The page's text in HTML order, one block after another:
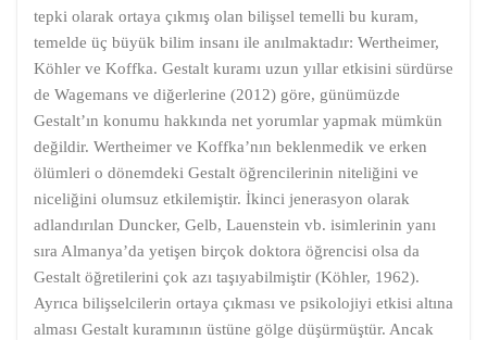
tepki olarak ortaya çıkmış olan bilişsel temelli bu kuram,
temelde üç büyük bilim insanı ile anılmaktadır: Wertheimer,
Köhler ve Koffka. Gestalt kuramı uzun yıllar etkisini sürdürse
de Wagemans ve diğerlerine (2012) göre, günümüzde
Gestalt’ın konumu hakkında net yorumlar yapmak mümkün
değildir. Wertheimer ve Koffka’nın beklenmedik ve erken
ölümleri o dönemdeki Gestalt öğrencilerinin niteliğini ve
niceliğini olumsuz etkilemiştir. İkinci jenerasyon olarak
adlandırılan Duncker, Gelb, Lauenstein vb. isimlerinin yanı
sıra Almanya’da yetişen birçok doktora öğrencisi olsa da
Gestalt öğretilerini çok azı taşıyabilmiştir (Köhler, 1962).
Ayrıca bilişselcilerin ortaya çıkması ve psikolojiyi etkisi altına
alması Gestalt kuramının üstüne gölge düşürmüştür. Ancak